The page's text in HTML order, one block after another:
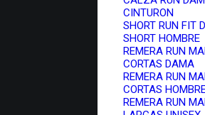
CINTURON
SHORT RUN FIT
SHORT HOMBRE
REMERA RUN
CORTAS DAMA
REMERA RUN
CORTAS
REMERA RUN